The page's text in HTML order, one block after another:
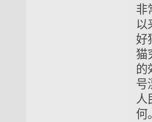
非
以
好
猫
的
号
人
何